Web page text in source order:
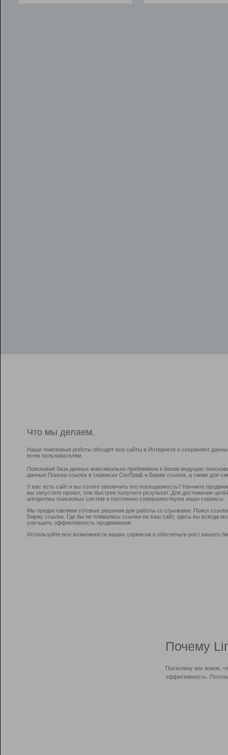
Что мы делаем.
Наши поисковые роботы обходят все сайты в Интернете и сохраняют
всем пользователям.
Поисковая база данных максимально приближена к базам ведущих
данные Поиска ссылок в сервисах СеоТраф и Бирже ссылок, а также для
У вас есть сайт и вы хотите увеличить его посещаемость? Начните
вы запустите проект, тем быстрее получите результат. Для достижения
алгоритмы поисковых систем и постоянно совершенствуем наши сервисы.
Мы предоставляем готовые решения для работы со ссылками: Поиск
Биржу ссылок. Где бы не появились ссылки на ваш сайт, здесь вы всегда
улучшить эффективность продвижения.
Используйте все возможности наших сервисов и обеспечьте рост вашего
Почему
Поскольку мы знаем,
эффективность.